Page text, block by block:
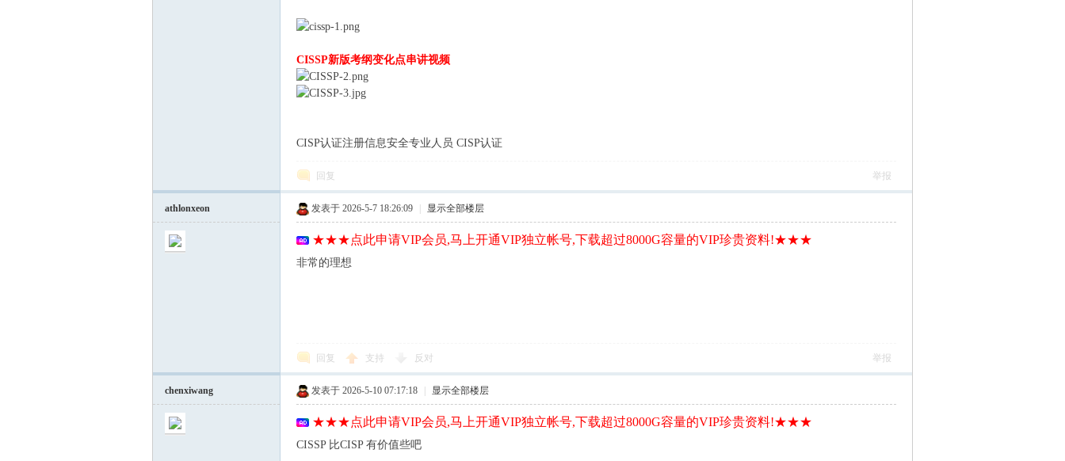
CISSP新版考纲变化点串讲视频
CISP认证注册信息安全专业人员 CISP认证
回复 举报
athlonxeon 发表于 2026-5-7 18:26:09 显示全部楼层
★★★点此申请VIP会员,马上开通VIP独立帐号,下载超过8000G容量的VIP珍贵资料!★★★
非常的理想
回复 支持 反对 举报
chenxiwang 发表于 2026-5-10 07:17:18 显示全部楼层
★★★点此申请VIP会员,马上开通VIP独立帐号,下载超过8000G容量的VIP珍贵资料!★★★
CISSP 比CISP 有价值些吧